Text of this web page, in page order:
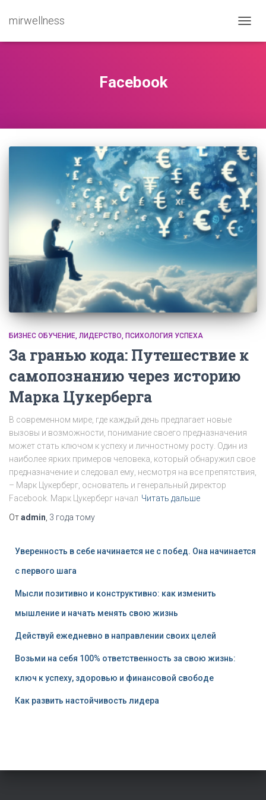
mirwellness
Facebook
БИЗНЕС ОБУЧЕНИЕ ЛИДЕРСТВО ПСИХОЛОГИЯ УСПЕХА
За гранью кода: Путешествие к
самопознанию через историю
Марка Цукерберга
В современном мире, где каждый день предлагает новые
вызовы и возможности, понимание своего предназначения
может стать ключом к успеху и личностному росту. Один из
наиболее ярких примеров человека, который обнаружил свое
предназначение и следовал ему, несмотря на все препятствия,
– Марк Цукерберг, основатель и генеральный директор
Facebook. Марк Цукерберг начал Читать дальше
Отadmin 3 года тому
Уверенность в себе начинается не с побед. Она начинается
с первого шага
Мысли позитивно и конструктивно: как изменить
мышление и начать менять свою жизнь
Действуй ежедневно в направлении своих целей
Возьми на себя 100% ответственность за свою жизнь:
ключ к успеху, здоровью и финансовой свободе
Как развить настойчивость лидера